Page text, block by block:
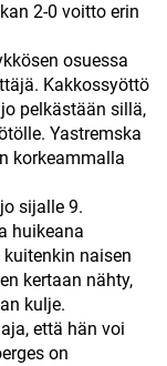
2-0 voitto erin
osuessa
Kakkossyöttö
pelkästään sillä,
Yastremska
korkeammalla
sijalle 9.
huikeana
naisen
kertaan nähty,
kulje.
että hän voi
on